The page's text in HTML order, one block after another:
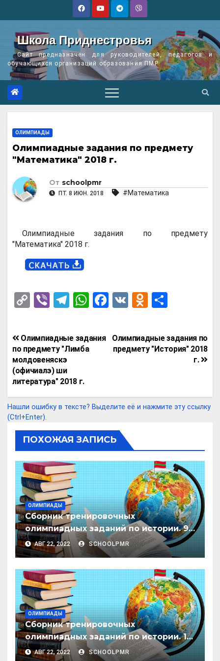
Школа Приднестровья
Сайт предназначен для руководителей, педагогов и
обучающихся организаций образования ПМР
ОЛИМПИАДЫ
Олимпиадные задания по предмету
"Математика" 2018 г.
От schoolpmr
ПТ. 8 ИЮН. 2018 #Математика
Олимпиадные задания по предмету
"Математика" 2018 г.
C
py
Li
n
k
Vi
er
T
e
gr
m
W
at
s
p
F
ce
b
k
V
O
n
o
ss
ni
п
р
и
т
Навигация
по
записям
Олимпиадные задания по
предмету "История" 2018
г.
Олимпиадные задания
по предмету "Лимба
молдовеняскэ
(офичиалэ) ши
литература" 2018 г.
Нашли ошибку в тексте? Выделите её и нажмите эту ссылку
(Ctrl+Enter).
ПОХОЖАЯ ЗАПИСЬ
ОЛИМПИАДЫ
Сборник тренировочных
олимпиадных заданий по истории. 9
класс
АВГ 22, 2022 SCHOOLPMR
ОЛИМПИАДЫ
Сборник тренировочных
олимпиадных заданий по истории. 10
класс
АВГ 22, 2022 SCHOOLPMR